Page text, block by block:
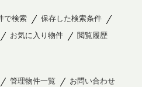
で検索
保存した検索条件
お気に入り物件 閲覧履歴
管理物件一覧 お問い合わせ